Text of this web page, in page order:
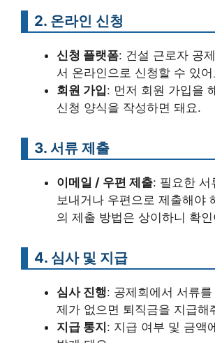
2. 온라인 신청
신청 플랫폼: 건설 근로자 공
서 온라인으로 신청할 수 있어
회원 가입: 먼저 회원 가입을
신청 양식을 작성하면 돼요.
3. 서류 제출
이메일 / 우편 제출: 필요한 서
보내거나 우편으로 제출해야
의 제출 방법은 상이하니 확
4. 심사 및 지급
심사 진행: 공제회에서 서류
제가 없으면 퇴직금을 지급해
지급 통지: 지급 여부 및 금액